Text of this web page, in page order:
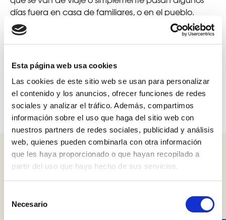
Esta página web usa cookies
Las cookies de este sitio web se usan para personalizar
el contenido y los anuncios, ofrecer funciones de redes
sociales y analizar el tráfico. Además, compartimos
información sobre el uso que haga del sitio web con
nuestros partners de redes sociales, publicidad y análisis
web, quienes pueden combinarla con otra información
que les haya proporcionado o que hayan recopilado a
partir del uso que haya hecho de sus servicios.
Necesario
días fuera en casa de familiares, o en el pueblo.
Desde
, expertos en seguridad,
queremos daros 12 consejos que podéis llevar a
cabo paradisminuir este peligroy así disfrutar sin
preocupaciones de estas merecidas vacaciones.
Continue reading12 claves para que no te roben en
→
Entradas recientes
La puerta del edificio siempre está abierta. ¿Qué podemos
hacer?
¿Qué problemas solucionamos instalando un Control de